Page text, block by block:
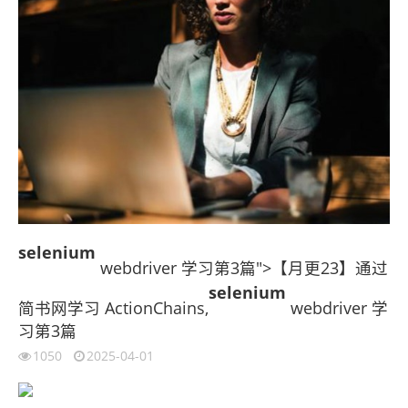
selenium
webdriver 学习第3篇">【月更23】通过
简书网学习 ActionChains,
selenium
webdriver 学
习第3篇
1050 2025-04-01